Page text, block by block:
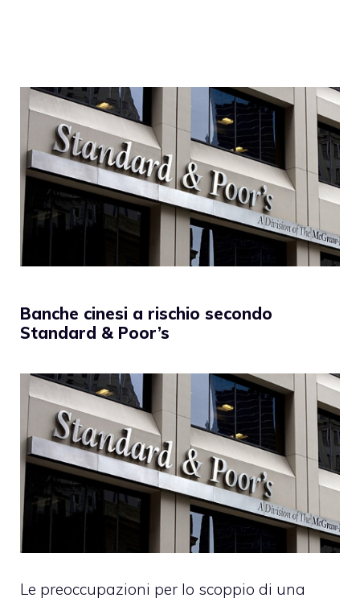
Banche cinesi a rischio secondo
Standard & Poor’s
Le preoccupazioni per lo scoppio di una